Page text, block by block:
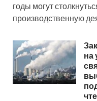
годы могут
производственную
на